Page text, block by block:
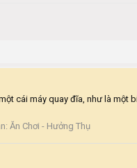
cái máy quay đĩa, như là một
Ăn Chơi - Hưởng Thụ